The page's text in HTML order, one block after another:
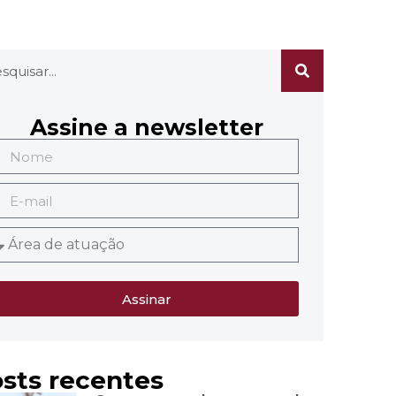
Assine a newsletter
Assinar
recentes